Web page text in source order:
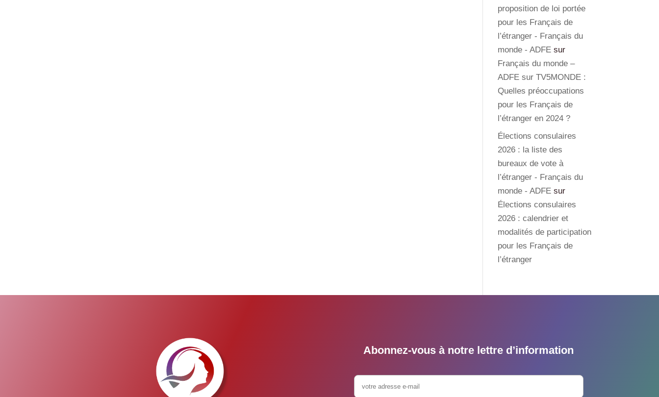
proposition de loi portée
pour les Français de
l’étranger - Français du
monde - ADFE sur
Français du monde –
ADFE sur TV5MONDE :
Quelles préoccupations
pour les Français de
l’étranger en 2024 ?
Élections consulaires
2026 : la liste des
bureaux de vote à
l’étranger - Français du
monde - ADFE sur
Élections consulaires
2026 : calendrier et
modalités de participation
pour les Français de
l’étranger
Abonnez-vous à notre lettre d’information